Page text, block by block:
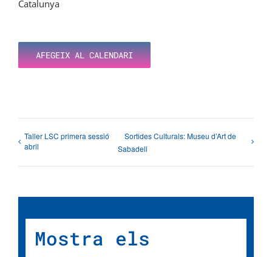
Catalunya
AFEGEIX AL CALENDARI
Taller LSC primera sessió
abril
Sortides Culturals: Museu d’Art de
Sabadell
Mostra els